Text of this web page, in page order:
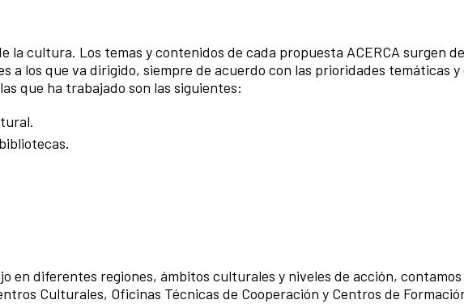
la cultura. Los temas y contenidos de cada propuesta ACERCA surgen
a los que va dirigido, siempre de acuerdo con las prioridades temáticas
que ha trabajado son las siguientes:
en diferentes regiones, ámbitos culturales y niveles de acción,
Culturales, Oficinas Técnicas de Cooperación y Centros de